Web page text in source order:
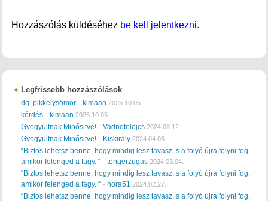
Hozzászólás küldéséhez be kell jelentkezni.
Legfrissebb hozzászólások
dg. pikkelysömör - klmaan 2025.10.05.
kérdés - klmaan 2025.10.05.
Gyogyultnak Minősitve! -Vadnefelejcs 2024.08.12.
Gyogyultnak Minősitve! - Kiskiraly 2024.04.06.
“Biztos lehetsz benne, hogy mindig lesz tavasz, s a folyó újra folyni fog,
amikor felenged a fagy. “ -tengerzugas 2024.03.04.
“Biztos lehetsz benne, hogy mindig lesz tavasz, s a folyó újra folyni fog,
amikor felenged a fagy. “ -nora51 2024.02.27.
“Biztos lehetsz benne, hogy mindig lesz tavasz, s a folyó újra folyni fog,